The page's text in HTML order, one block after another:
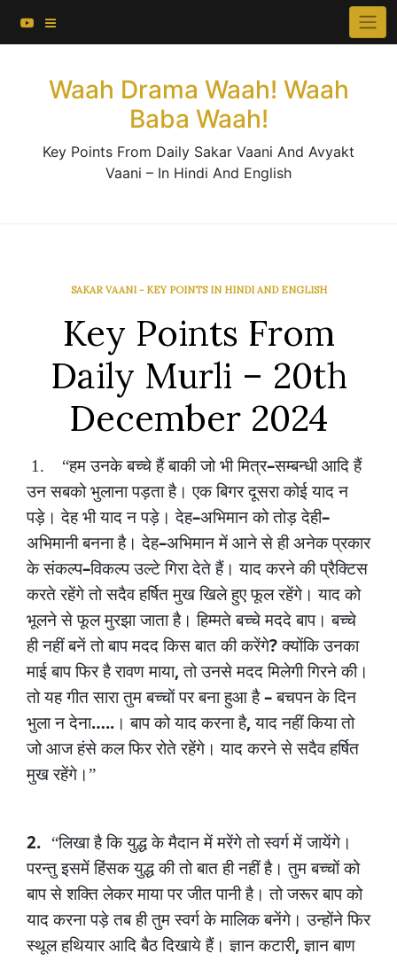
Waah Drama Waah! Waah
Baba Waah!
Key Points From Daily Sakar Vaani And Avyakt
Vaani – In Hindi And English
SAKAR VAANI - KEY POINTS IN HINDI AND ENGLISH
Key Points From
Daily Murli – 20th
December 2024
1. “हम उनके बच्चे हैं बाकी जो भी मित्र–सम्बन्धी आदि हैं
उन सबको भुलाना पड़ता है। एक बिगर दूसरा कोई याद न
पड़े। देह भी याद न पड़े। देह–अभिमान को तोड़ देही–
अभिमानी बनना है। देह–अभिमान में आने से ही अनेक प्रकार
के संकल्प–विकल्प उल्टे गिरा देते हैं। याद करने की प्रैक्टिस
करते रहेंगे तो सदैव हर्षित मुख खिले हुए फूल रहेंगे। याद को
भूलने से फूल मुरझा जाता है। हिम्मते बच्चे मददे बाप। बच्चे
ही नहीं बनें तो बाप मदद किस बात की करेंगे?क्योंकि उनका
माई बाप फिर है रावण माया,तो उनसे मदद मिलेगी गिरने की।
तो यह गीत सारा तुम बच्चों पर बना हुआ है–बचपन के दिन
भुला न देना….. । बाप को याद करना है,याद नहीं किया तो
जो आज हंसे कल फिर रोते रहेंगे। याद करने से सदैव हर्षित
मुख रहेंगे।”
2. “लिखा है कि युद्ध के मैदान में मरेंगे तो स्वर्ग में जायेंगे।
परन्तु इसमें हिंसक युद्ध की तो बात ही नहीं है। तुम बच्चों को
बाप से शक्ति लेकर माया पर जीत पानी है। तो जरूर बाप को
याद करना पड़े तब ही तुम स्वर्ग के मालिक बनेंगे। उन्होंने फिर
स्थूल हथियार आदि बैठ दिखाये हैं। ज्ञान कटारी,ज्ञान बाण
×